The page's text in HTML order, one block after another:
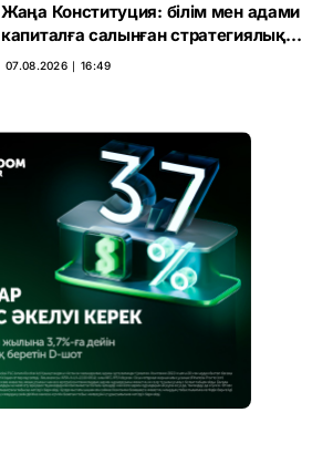
Жаңа Конституция: білім мен адами
капиталға салынған стратегиялық
негіз
07.08.2026 ∣ 16:49